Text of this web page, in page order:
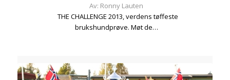
Av: Ronny Lauten
THE CHALLENGE 2013, verdens tøffeste
brukshundprøve. Møt de…